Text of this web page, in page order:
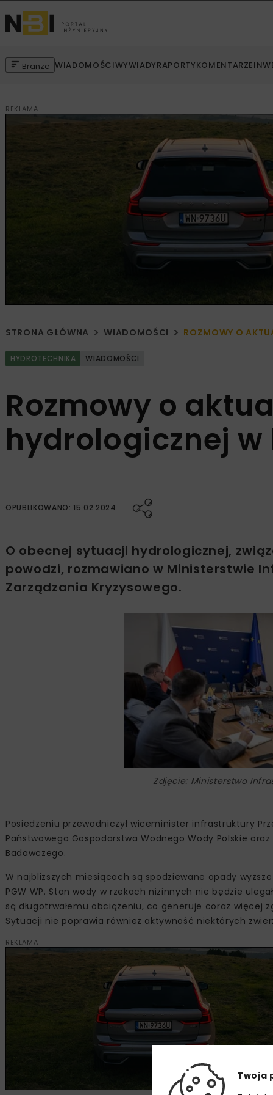
Branże WIADOMOŚCIWYWIADYRAPORTYKOMENTARZE
REKLAMA
STRONA GŁÓWNA WIADOMOŚCI ROZMOWY O
HYDROTECHNIKA WIADOMOŚCI
Rozmowy o
hydrologicznej w
OPUBLIKOWANO: 15.02.2024
O obecnej sytuacji hydrologicznej,
powodzi, rozmawiano w Ministerstwie
Zarządzania Kryzysowego.
Zdjęcie: Ministerstwo
Posiedzeniu przewodniczył wiceminister infrastruktury
Państwowego Gospodarstwa Wodnego Wody Polskie
Badawczego.
W najbliższych miesiącach są spodziewane opady
PGW WP. Stan wody w rzekach nizinnych nie będzie
są długotrwałemu obciążeniu, co generuje coraz więcej
Sytuacji nie poprawia również aktywność niektórych
REKLAMA
Twoja